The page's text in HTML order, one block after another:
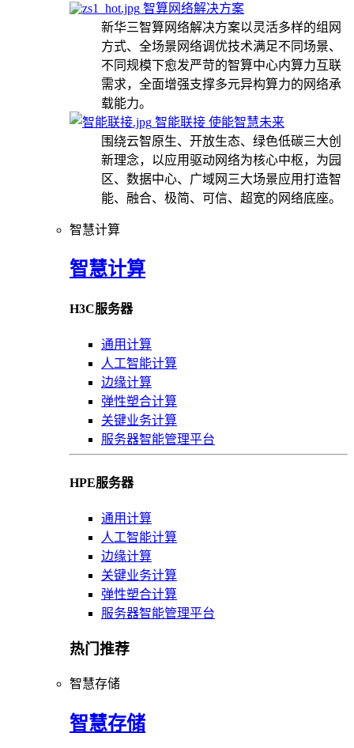
智算网络解决方案
新华三智算网络解决方案以灵活多样的组网
方式、全场景网络调优技术满足不同场景、
不同规模下愈发严苛的智算中心内算力互联
需求，全面增强支撑多元异构算力的网络承
载能力。
智能联接 使能智慧未来
围绕云智原生、开放生态、绿色低碳三大创
新理念，以应用驱动网络为核心中枢，为园
区、数据中心、广域网三大场景应用打造智
能、融合、极简、可信、超宽的网络底座。
智慧计算
智慧计算
H3C服务器
通用计算
人工智能计算
边缘计算
弹性塑合计算
关键业务计算
服务器智能管理平台
HPE服务器
通用计算
人工智能计算
边缘计算
关键业务计算
弹性塑合计算
服务器智能管理平台
热门推荐
智慧存储
智慧存储